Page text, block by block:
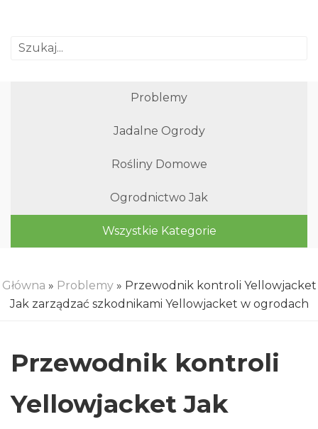
Problemy
Jadalne Ogrody
Rośliny Domowe
Ogrodnictwo Jak
Wszystkie Kategorie
Główna » Problemy» Przewodnik kontroli Yellowjacket
Jak zarządzać szkodnikami Yellowjacket w ogrodach
Przewodnik kontroli
Yellowjacket Jak